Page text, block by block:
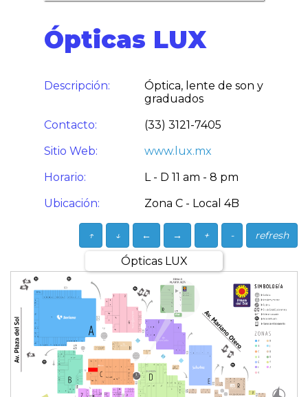
Ópticas LUX
Descripción:
Óptica, lente de son y
graduados
Contacto:
(33) 3121-7405
Sitio Web:
www.lux.mx
Horario:
L - D 11 am - 8 pm
Ubicación:
Zona C - Local 4B
refresh
-
+
→
←
↓
↑
Ópticas LUX